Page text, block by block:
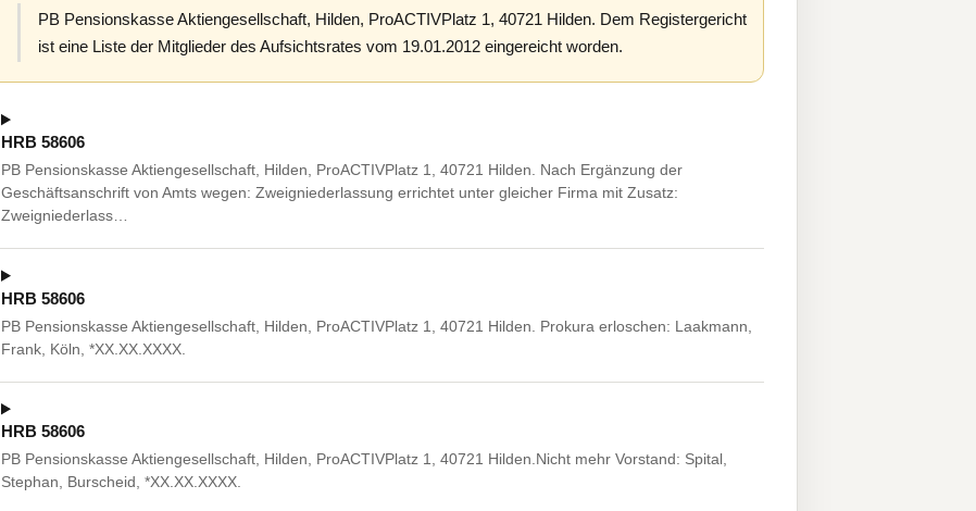
PB Pensionskasse Aktiengesellschaft, Hilden, ProACTIVPlatz 1, 40721 Hilden. Dem Registergericht
ist eine Liste der Mitglieder des Aufsichtsrates vom 19.01.2012 eingereicht worden.
HRB 58606
PB Pensionskasse Aktiengesellschaft, Hilden, ProACTIVPlatz 1, 40721 Hilden. Nach Ergänzung der
Geschäftsanschrift von Amts wegen: Zweigniederlassung errichtet unter gleicher Firma mit Zusatz:
Zweigniederlass…
HRB 58606
PB Pensionskasse Aktiengesellschaft, Hilden, ProACTIVPlatz 1, 40721 Hilden. Prokura erloschen: Laakmann,
Frank, Köln, *XX.XX.XXXX.
HRB 58606
PB Pensionskasse Aktiengesellschaft, Hilden, ProACTIVPlatz 1, 40721 Hilden.Nicht mehr Vorstand: Spital,
Stephan, Burscheid, *XX.XX.XXXX.